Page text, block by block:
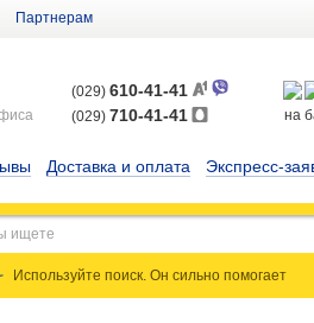
Партнерам
(029) 610-41-41
(029) 710-41-41 на
Доставка и оплата Экспресс-
Используйте поиск. Он сильнопомогает